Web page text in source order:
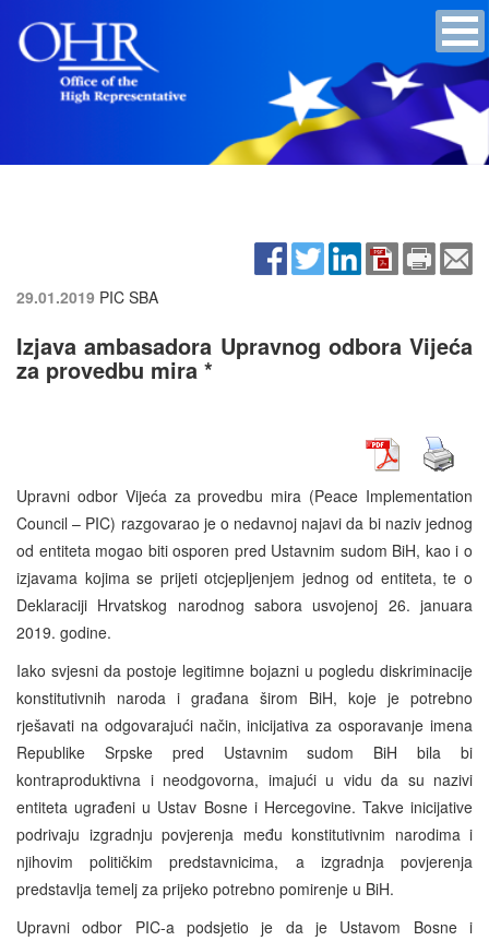
29.01.2019 PIC SBA
Izjava ambasadora Upravnog odbora Vijeća
za provedbu mira *
Upravni odbor Vijeća za provedbu mira (Peace Implementation
Council – PIC) razgovarao je o nedavnoj najavi da bi naziv jednog
od entiteta mogao biti osporen pred Ustavnim sudom BiH, kao i o
izjavama kojima se prijeti otcjepljenjem jednog od entiteta, te o
Deklaraciji Hrvatskog narodnog sabora usvojenoj 26. januara
2019. godine.
Iako svjesni da postoje legitimne bojazni u pogledu diskriminacije
konstitutivnih naroda i građana širom BiH, koje je potrebno
rješavati na odgovarajući način, inicijativa za osporavanje imena
Republike Srpske pred Ustavnim sudom BiH bila bi
kontraproduktivna i neodgovorna, imajući u vidu da su nazivi
entiteta ugrađeni u Ustav Bosne i Hercegovine. Takve inicijative
podrivaju izgradnju povjerenja među konstitutivnim narodima i
njihovim političkim predstavnicima, a izgradnja povjerenja
predstavlja temelj za prijeko potrebno pomirenje u BiH.
Upravni odbor PIC-a podsjetio je da je Ustavom Bosne i